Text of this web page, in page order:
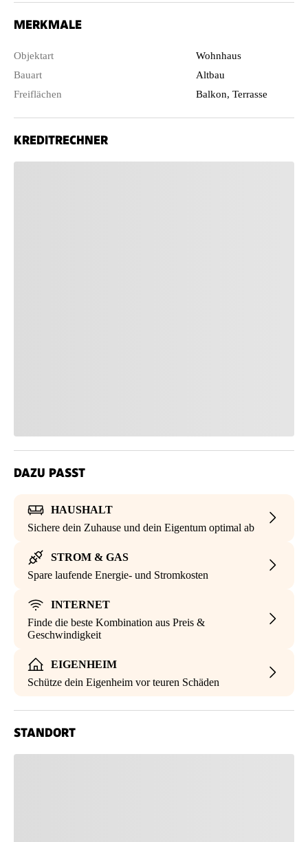
MERKMALE
Objektart
Wohnhaus
Bauart
Altbau
Freiflächen
Balkon, Terrasse
KREDITRECHNER
DAZU PASST
HAUSHALT
Sichere dein Zuhause und dein Eigentum optimal ab
STROM & GAS
Spare laufende Energie- und Stromkosten
INTERNET
Finde die beste Kombination aus Preis &
Geschwindigkeit
EIGENHEIM
Schütze dein Eigenheim vor teuren Schäden
STANDORT